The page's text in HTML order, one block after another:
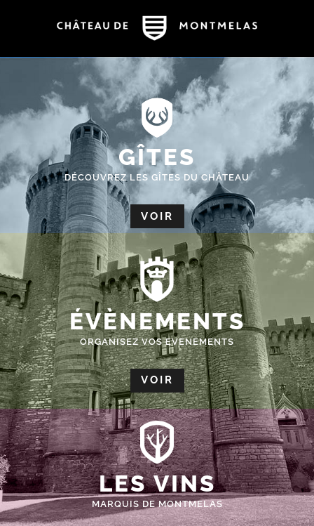
GÎTES
DÉCOUVREZ LES GÎTES DU CHÂTEAU
VOIR
ÉVÈNEMENTS
ORGANISEZ VOS EVENEMENTS
VOIR
LES VINS
MARQUIS DE MONTMELAS